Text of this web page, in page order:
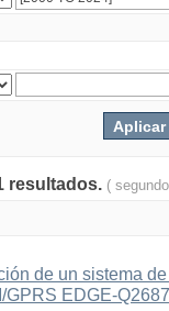
resultados. (
de un sistema
GPRS EDGE-